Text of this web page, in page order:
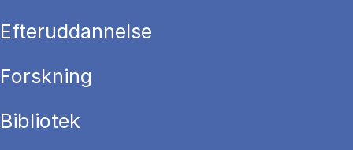
Efteruddannelse
Forskning
Bibliotek